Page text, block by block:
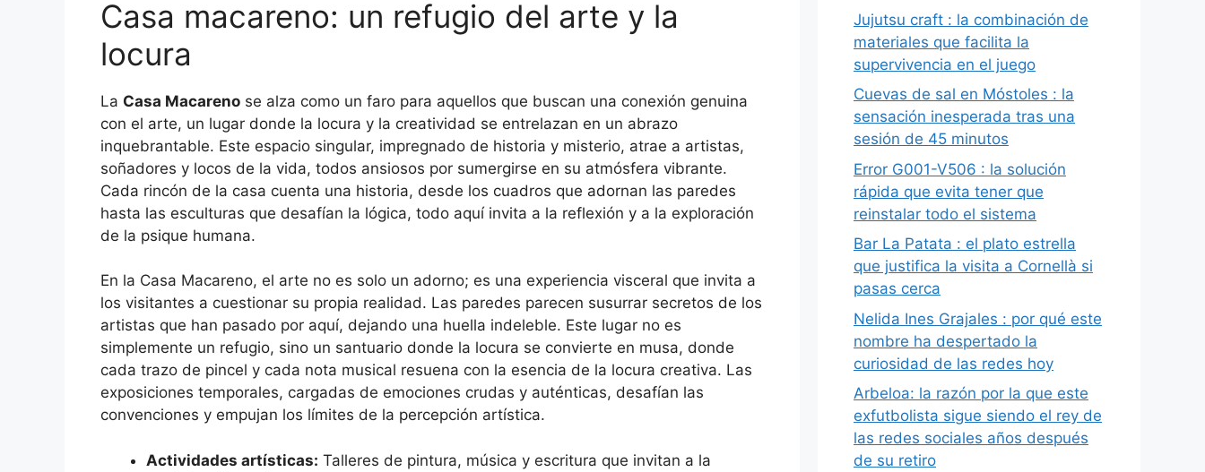
Casa macareno: un refugio del arte y la
locura
La Casa Macareno se alza como un faro para aquellos que buscan una conexión genuina
con el arte, un lugar donde la locura y la creatividad se entrelazan en un abrazo
inquebrantable. Este espacio singular, impregnado de historia y misterio, atrae a artistas,
soñadores y locos de la vida, todos ansiosos por sumergirse en su atmósfera vibrante.
Cada rincón de la casa cuenta una historia, desde los cuadros que adornan las paredes
hasta las esculturas que desafían la lógica, todo aquí invita a la reflexión y a la exploración
de la psique humana.
En la Casa Macareno, el arte no es solo un adorno; es una experiencia visceral que invita a
los visitantes a cuestionar su propia realidad. Las paredes parecen susurrar secretos de los
artistas que han pasado por aquí, dejando una huella indeleble. Este lugar no es
simplemente un refugio, sino un santuario donde la locura se convierte en musa, donde
cada trazo de pincel y cada nota musical resuena con la esencia de la locura creativa. Las
exposiciones temporales, cargadas de emociones crudas y auténticas, desafían las
convenciones y empujan los límites de la percepción artística.
Actividades artísticas: Talleres de pintura, música y escritura que invitan a la
Jujutsu craft : la combinación de
materiales que facilita la
supervivencia en el juego
Cuevas de sal en Móstoles : la
sensación inesperada tras una
sesión de 45 minutos
Error G001-V506 : la solución
rápida que evita tener que
reinstalar todo el sistema
Bar La Patata : el plato estrella
que justifica la visita a Cornellà si
pasas cerca
Nelida Ines Grajales : por qué este
nombre ha despertado la
curiosidad de las redes hoy
Arbeloa: la razón por la que este
exfutbolista sigue siendo el rey de
las redes sociales años después
de su retiro